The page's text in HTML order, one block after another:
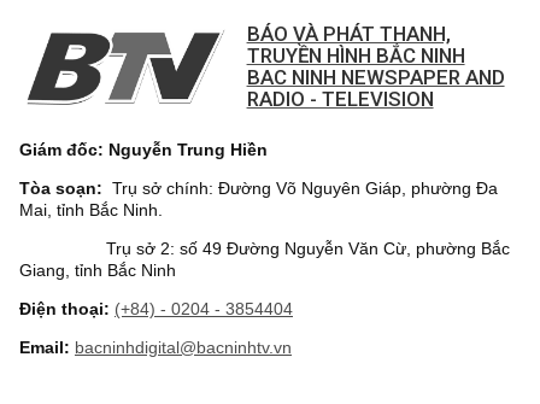
BÁO VÀ PHÁT THANH,
TRUYỀN HÌNH BẮC NINH
BAC NINH NEWSPAPER AND
RADIO - TELEVISION
Giám đốc: Nguyễn Trung Hiền
Tòa soạn: Trụ sở chính: Đường Võ Nguyên Giáp, phường Đa
Mai, tỉnh Bắc Ninh.
Trụ sở 2: số 49 Đường Nguyễn Văn Cừ, phường Bắc
Giang, tỉnh Bắc Ninh
Điện thoại: (+84) - 0204 - 3854404
Email: bacninhdigital@bacninhtv.vn